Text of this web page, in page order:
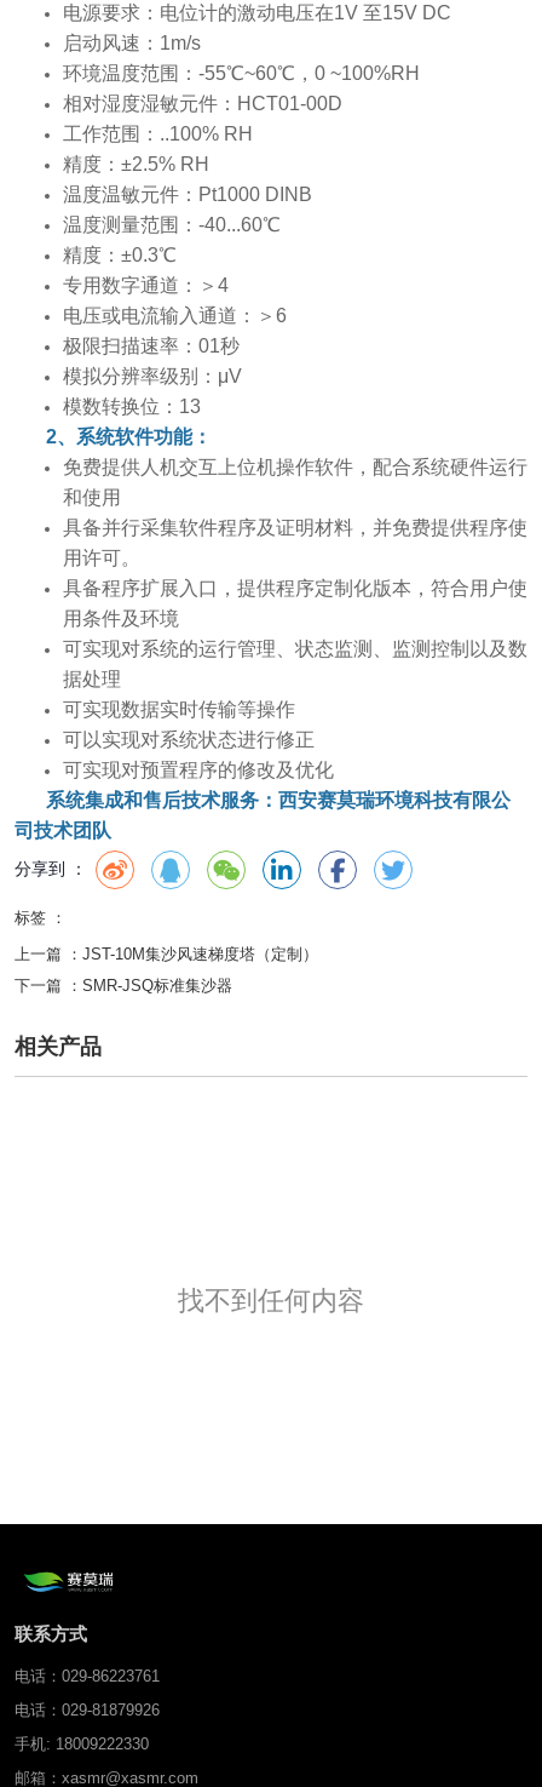
电源要求：电位计的激动电压在1V 至15V DC
启动风速：1m/s
环境温度范围：-55℃~60℃，0 ~100%RH
相对湿度湿敏元件：HCT01-00D
工作范围：..100% RH
精度：±2.5% RH
温度温敏元件：Pt1000 DINB
温度测量范围：-40...60℃
精度：±0.3℃
专用数字通道：＞4
电压或电流输入通道：＞6
极限扫描速率：01秒
模拟分辨率级别：μV
模数转换位：13
2、系统软件功能：
免费提供人机交互上位机操作软件，配合系统硬件运行
和使用
具备并行采集软件程序及证明材料，并免费提供程序使
用许可。
具备程序扩展入口，提供程序定制化版本，符合用户使
用条件及环境
可实现对系统的运行管理、状态监测、监测控制以及数
据处理
可实现数据实时传输等操作
可以实现对系统状态进行修正
可实现对预置程序的修改及优化
系统集成和售后技术服务：西安赛莫瑞环境科技有限公
司技术团队
分享到 ：
标签 ：
上一篇 ： JST-10M集沙风速梯度塔（定制）
下一篇 ： SMR-JSQ标准集沙器
相关产品
找不到任何内容
联系方式
电话：029-86223761
电话：029-81879926
手机: 18009222330
邮箱：xasmr@xasmr.com